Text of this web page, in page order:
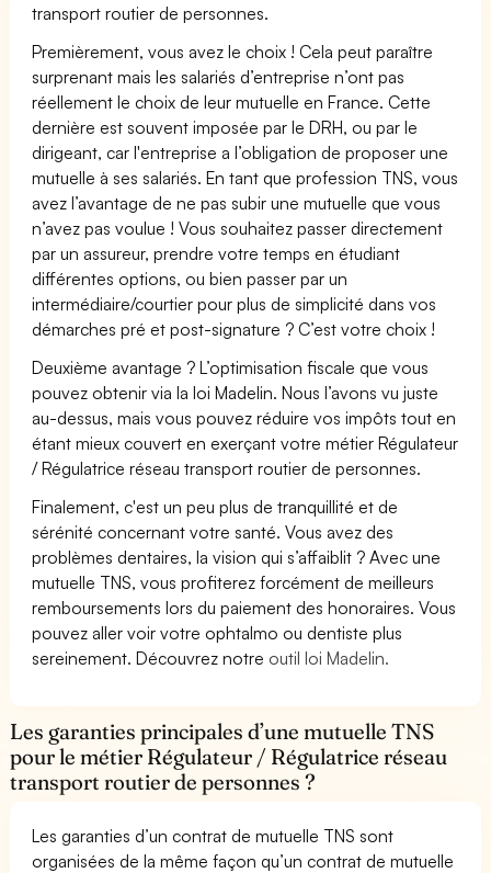
transport routier de personnes.
Premièrement, vous avez le choix ! Cela peut paraître
surprenant mais les salariés d’entreprise n’ont pas
réellement le choix de leur mutuelle en France. Cette
dernière est souvent imposée par le DRH, ou par le
dirigeant, car l'entreprise a l’obligation de proposer une
mutuelle à ses salariés. En tant que profession TNS, vous
avez l’avantage de ne pas subir une mutuelle que vous
n’avez pas voulue ! Vous souhaitez passer directement
par un assureur, prendre votre temps en étudiant
différentes options, ou bien passer par un
intermédiaire/courtier pour plus de simplicité dans vos
démarches pré et post-signature ? C’est votre choix !
Deuxième avantage ? L’optimisation fiscale que vous
pouvez obtenir via la loi Madelin. Nous l’avons vu juste
au-dessus, mais vous pouvez réduire vos impôts tout en
étant mieux couvert en exerçant votre métier Régulateur
/ Régulatrice réseau transport routier de personnes.
Finalement, c'est un peu plus de tranquillité et de
sérénité concernant votre santé. Vous avez des
problèmes dentaires, la vision qui s’affaiblit ? Avec une
mutuelle TNS, vous profiterez forcément de meilleurs
remboursements lors du paiement des honoraires. Vous
pouvez aller voir votre ophtalmo ou dentiste plus
sereinement. Découvrez notre outil loi Madelin.
Les garanties principales d’une mutuelle TNS
pour le métier Régulateur / Régulatrice réseau
transport routier de personnes ?
Les garanties d’un contrat de mutuelle TNS sont
organisées de la même façon qu’un contrat de mutuelle